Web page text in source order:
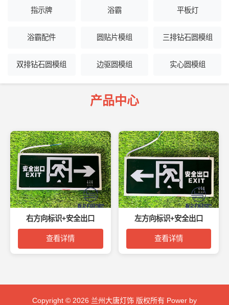
指示牌 浴霸 平板灯
浴霸配件 圆贴片模组 三排钻石圆模组
双排钻石圆模组 边驱圆模组 实心圆模组
产品中心
右方向标识+安全出口
查看详情
左方向标识+安全出口
查看详情
Copyright © 2026 兰州大唐灯饰 版权所有 Power by